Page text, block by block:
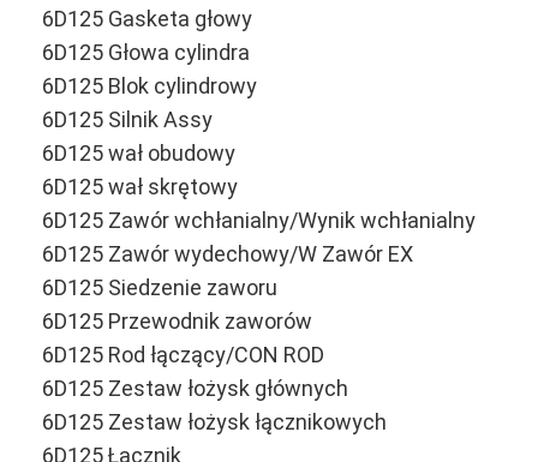
Części silnika CUMMINS
Części silników MITSUBISHI
Części silników John Deere
Części silnika DOOSAN
EC VOLVO Części silnika
Części silnika Isuzu
Części silników HINO
Części silników YANMAR
Części silnika Weichai
6D125 Gasketa głowy
6D125 Głowa cylindra
6D125 Blok cylindrowy
6D125 Silnik Assy
6D125 wał obudowy
6D125 wał skrętowy
6D125 Zawór wchłanialny/Wynik wchłanialny
6D125 Zawór wydechowy/W Zawór EX
6D125 Siedzenie zaworu
6D125 Przewodnik zaworów
6D125 Rod łączący/CON ROD
6D125 Zestaw łożysk głównych
6D125 Zestaw łożysk łącznikowych
6D125 Łącznik